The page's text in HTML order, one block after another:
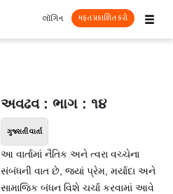
☰
લૉગિન મફત પ્રકાશિત કરો
અવઢવ : ભાગ : ૧૪
ગુજરાતી વાર્તા
આ વાર્તામાં નૈતિક અને ત્વરા વચ્ચેના
સંબંધની વાત છે, જ્યાં પ્રેમ, મર્યાદા અને
સામાજિક બંધન વિશે ચર્ચા કરવામાં આવે